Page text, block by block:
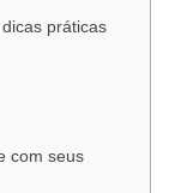
práticas
com seus